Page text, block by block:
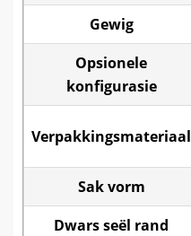
Gewig
Opsionele
konfigurasie
Verpakkingsmateriaal
Sak vorm
Dwars seël rand